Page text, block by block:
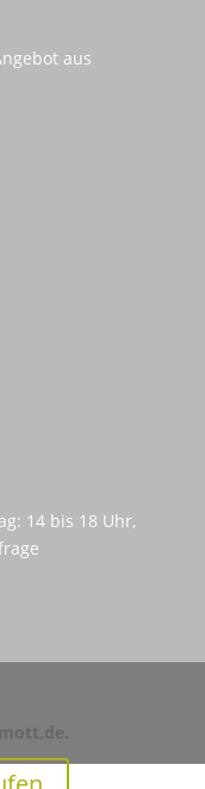
aus
14 bis 18 Uhr,